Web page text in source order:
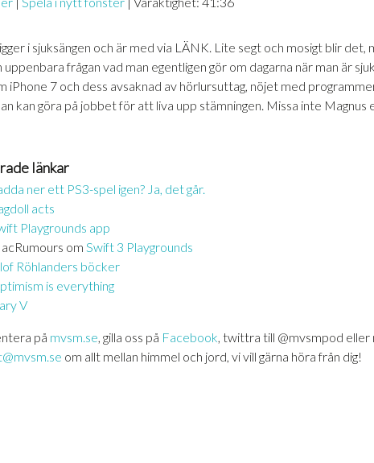
IN
i sjuksängen och är med via LÄNK. Lite segt och mosigt blir
uppenbara frågan vad man egentligen gör om dagarna när man är
iPhone 7 och dess avsaknad av hörlursuttag, nöjet med
kan göra på jobbet för att liva upp stämningen. Missa inte Magnus
länkar
ner ett PS3-spel igen? Ja, det går.
acts
Playgrounds app
om Swift 3 Playgrounds
Röhlanders böcker
is everything
V
på mvsm.se, gilla oss på Facebook, twittra till @mvsmpod eller
om allt mellan himmel och jord, vi vill gärna höra från dig!